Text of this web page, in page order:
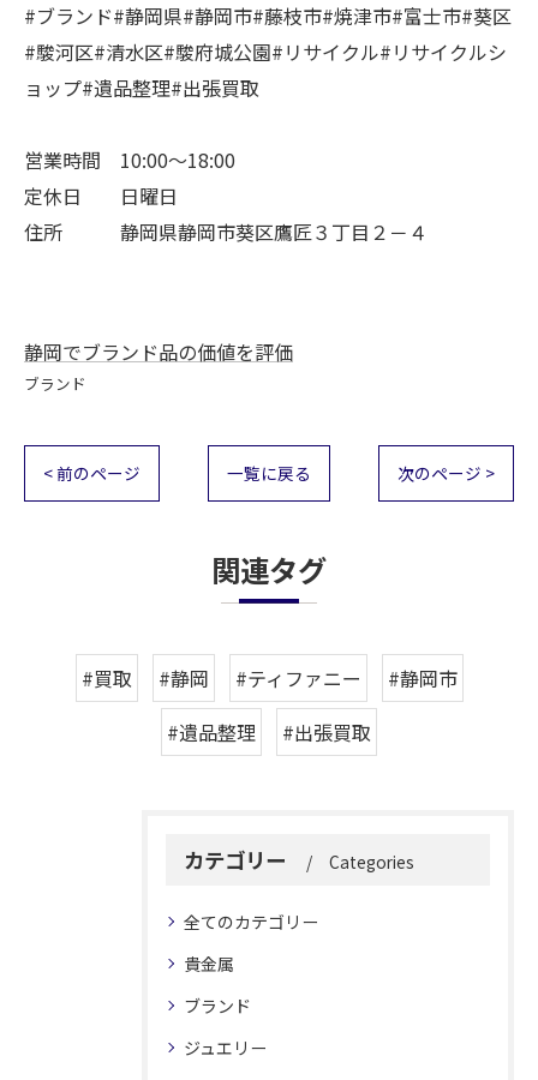
#ブランド#静岡県#静岡市#藤枝市#焼津市#富士市#葵区
#駿河区#清水区#駿府城公園#リサイクル#リサイクルシ
ョップ#遺品整理#出張買取
営業時間 10:00～18:00
定休日 日曜日
住所 静岡県静岡市葵区鷹匠３丁目２－４
静岡でブランド品の価値を評価
ブランド
< 前のページ 一覧に戻る 次のページ >
関連タグ
#買取 #静岡 #ティファニー
#静岡市
#遺品整理
#出張買取
カテゴリー Categories
全てのカテゴリー
貴金属
ブランド
ジュエリー